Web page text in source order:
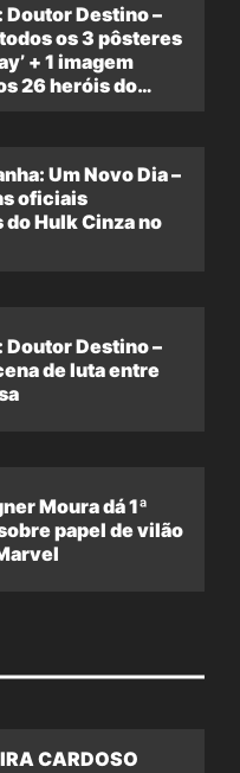
Destino –
os 3 pôsteres
+ 1 imagem
26 heróis do
Um Novo Dia –
oficiais
Hulk Cinza no
Destino –
de luta entre
Moura dá 1ª
papel de vilão
CARDOSO